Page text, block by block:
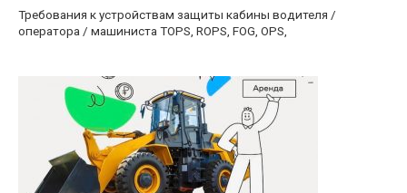
Требования к устройствам защиты кабины водителя /
оператора / машиниста TOPS, ROPS, FOG, OPS,